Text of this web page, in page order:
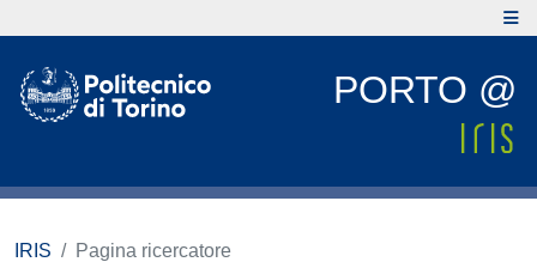
PORTO @
IRIS Pagina ricercatore